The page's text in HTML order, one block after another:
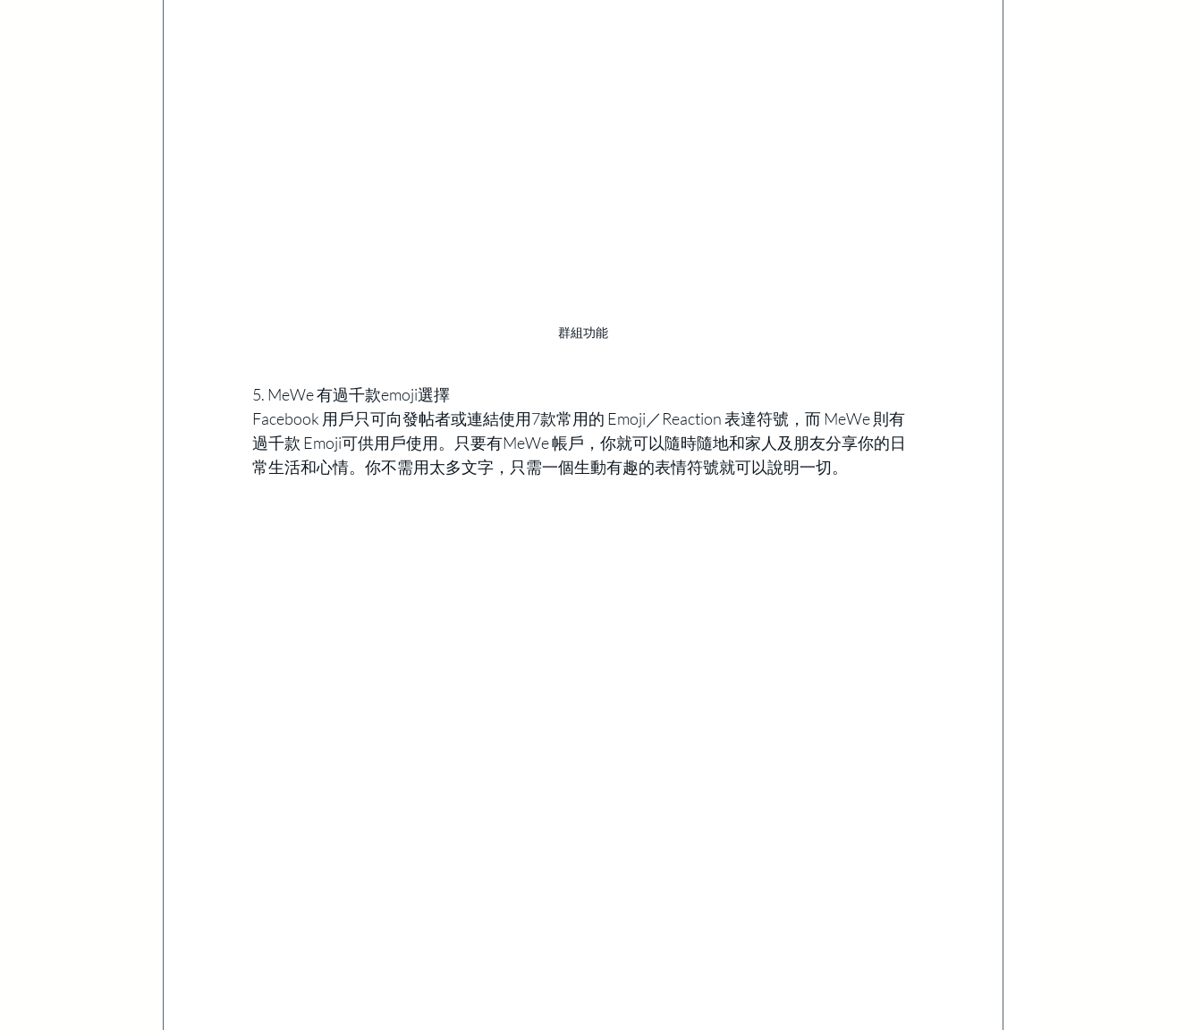
群組功能
5. MeWe 有過千款emoji選擇
Facebook 用戶只可向發帖者或連結使用7款常用的 Emoji／Reaction 表達符號，而 MeWe 則有
過千款 Emoji可供用戶使用。只要有MeWe 帳戶，你就可以隨時隨地和家人及朋友分享你的日
常生活和心情。你不需用太多文字，只需一個生動有趣的表情符號就可以說明一切。